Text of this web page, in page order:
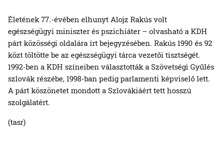
Életének 77.-évében elhunyt Alojz Rakús volt
egészségügyi miniszter és pszichiáter – olvasható a KDH
párt közösségi oldalára írt bejegyzésében. Rakús 1990 és 92
közt töltötte be az egészségügyi tárca vezetői tisztségét.
1992-ben a KDH színeiben választották a Szövetségi Gyűlés
szlovák részébe, 1998-ban pedig parlamenti képviselő lett.
A párt köszönetet mondott a Szlovákiáért tett hosszú
szolgálatért.
(tasr)